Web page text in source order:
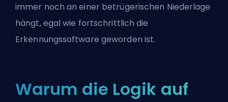
immer noch an einer betrügerischen Niederlage
hängt, egal wie fortschrittlich die
Erkennungssoftware geworden ist.
Warum die Logik auf